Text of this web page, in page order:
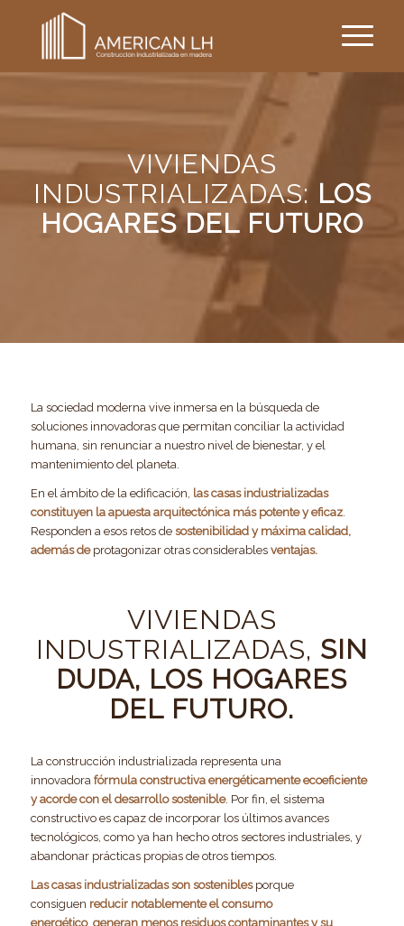
VIVIENDAS
INDUSTRIALIZADAS: LOS
HOGARES DEL FUTURO
La sociedad moderna vive inmersa en la búsqueda de
soluciones innovadoras que permitan conciliar la actividad
humana, sin renunciar a nuestro nivel de bienestar, y el
mantenimiento del planeta.
En el ámbito de la edificación, las casas industrializadas
constituyen la apuesta arquitectónica más potente y eficaz.
Responden a esos retos de sostenibilidad y máxima calidad,
además deprotagonizar otras considerables ventajas.
VIVIENDAS
INDUSTRIALIZADAS, SIN
DUDA, LOS HOGARES
DEL FUTURO.
La construcción industrializada representa una
innovadora fórmula constructiva energéticamente ecoeficiente
y acorde con el desarrollo sostenible. Por fin, el sistema
constructivo es capaz de incorporar los últimos avances
tecnológicos, como ya han hecho otros sectores industriales, y
abandonar prácticas propias de otros tiempos.
Las casas industrializadas son sostenibles porque
consiguen reducir notablemente el consumo
energético, generan menos residuos contaminantes y su